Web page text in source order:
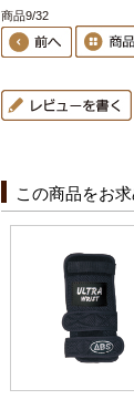
商品9/32
この商品をお